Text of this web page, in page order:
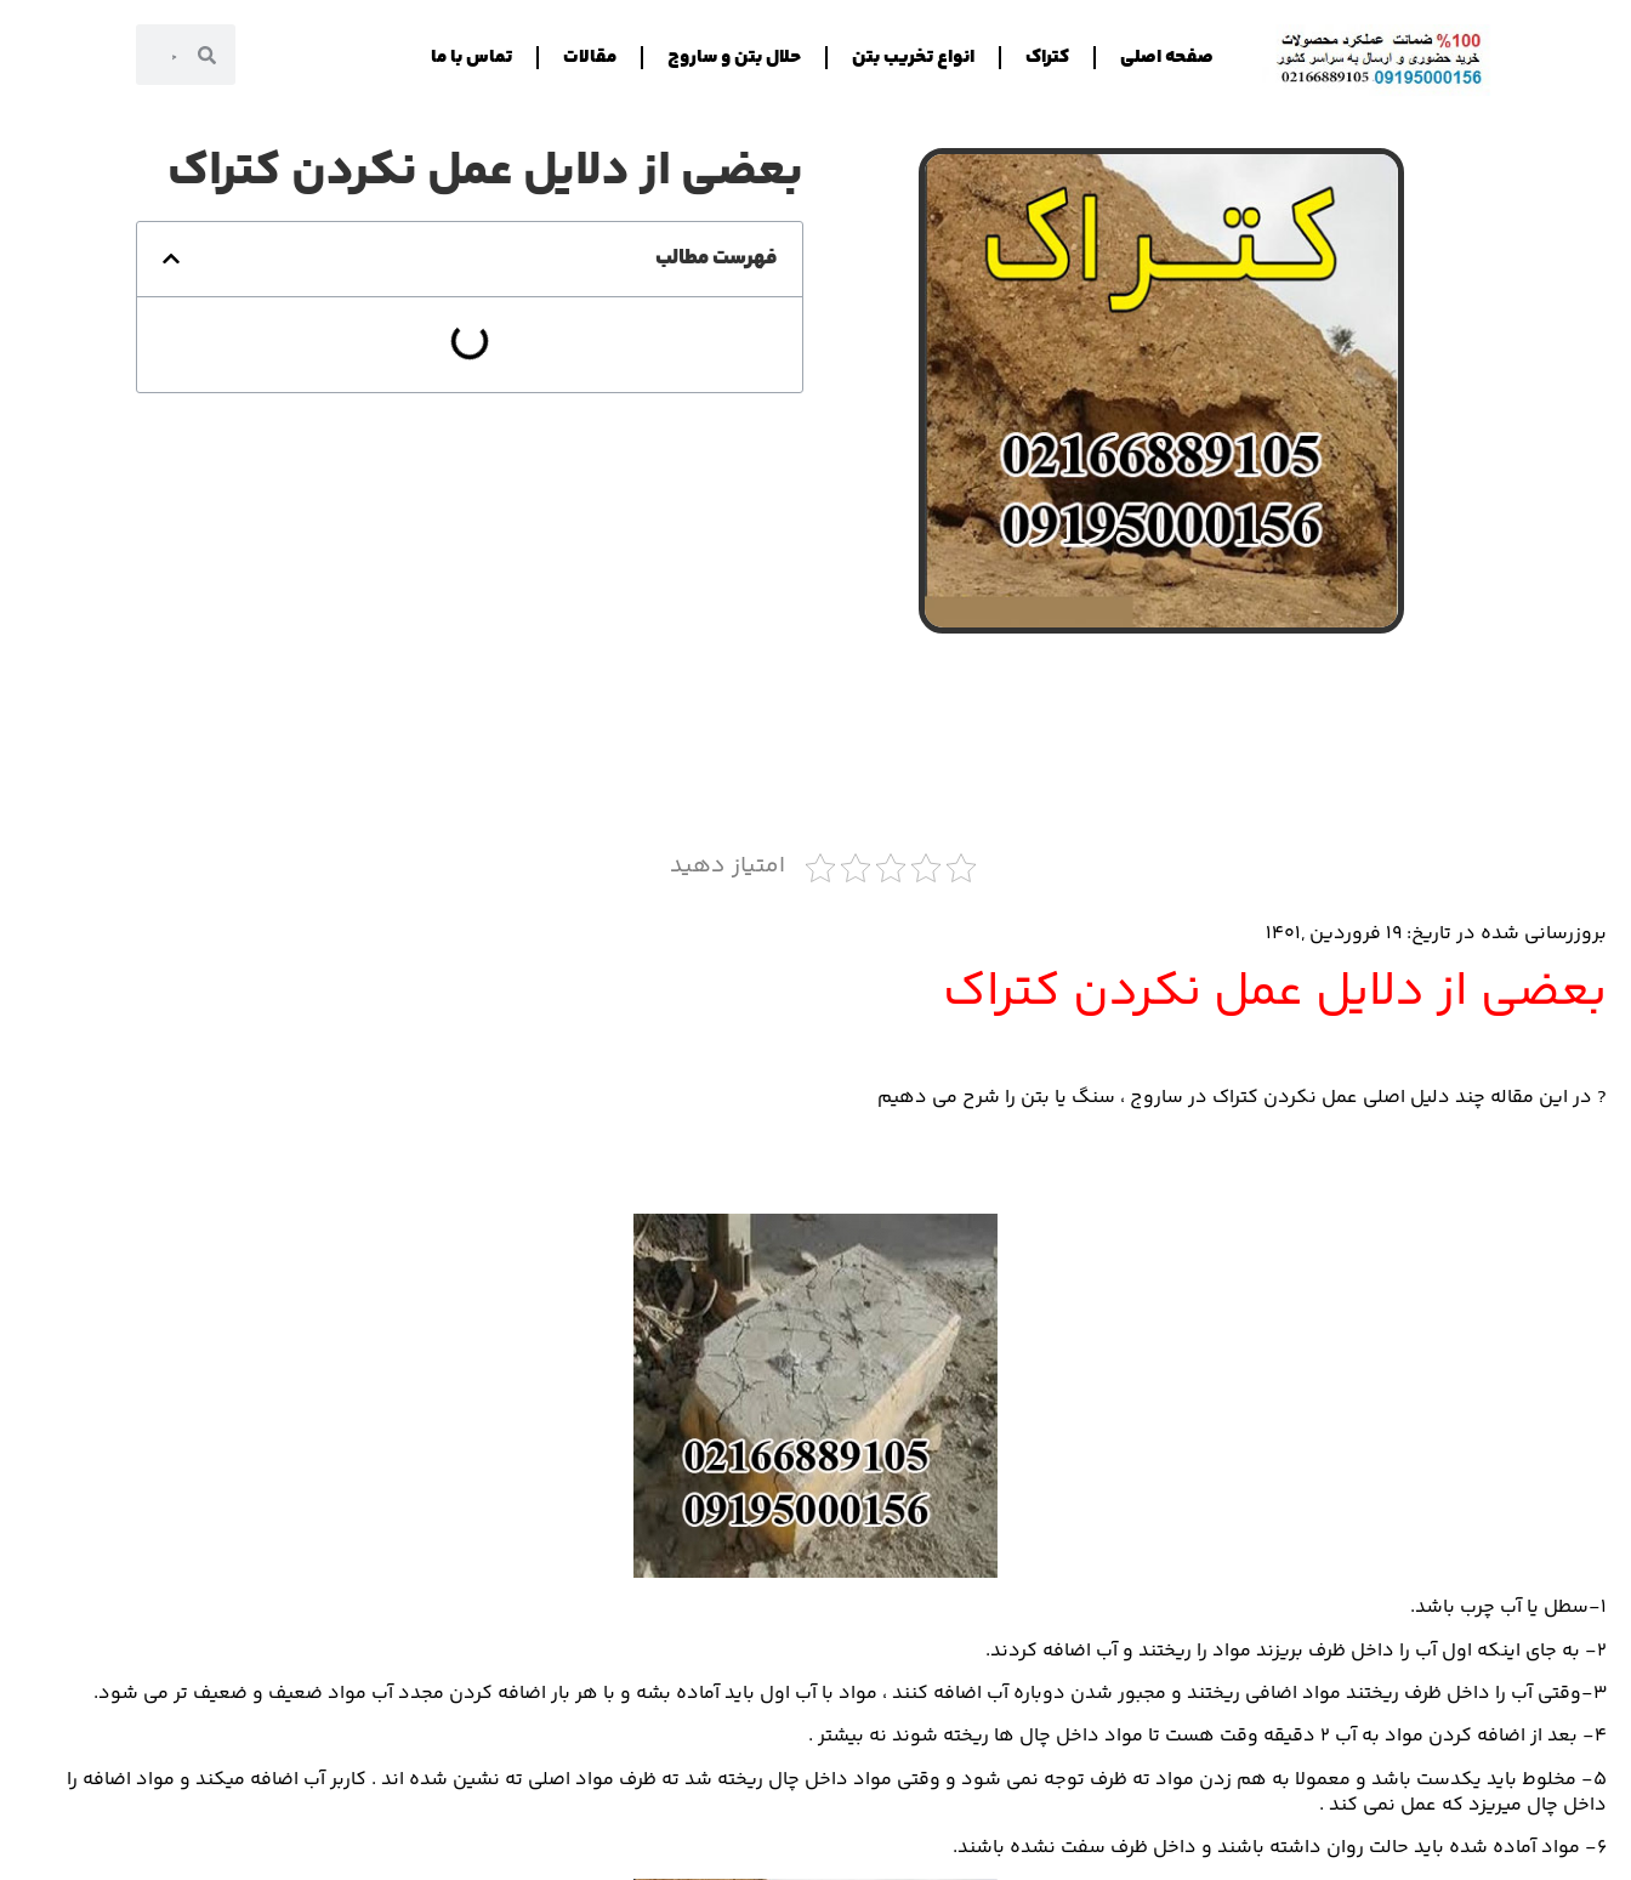
صفحه اصلی کتراک انواع تخریب بتن حلال بتن و ساروج مقالات تماس با ما
بعضی از دلایل عمل نکردن کتراک
فهرست مطالب
امتیاز دهید
بروزرسانی شده در تاریخ: ۱۹ فروردین ,۱۴۰۱
بعضی از دلایل عمل نکردن کتراک
? در این مقاله چند دلیل اصلی عمل نکردن کتراک در ساروج ، سنگ یا بتن را شرح می دهیم
۱-سطل یا آب چرب باشد.
۲- به جای اینکه اول آب را داخل ظرف بریزند مواد را ریختند و آب اضافه کردند.
۳-وقتی آب را داخل ظرف ریختند مواد اضافی ریختند و مجبور شدن دوباره آب اضافه کنند ، مواد با آب اول باید آماده بشه و با هر بار اضافه کردن مجدد آب مواد ضعیف و ضعیف تر می شود.
۴- بعد از اضافه کردن مواد به آب ۲ دقیقه وقت هست تا مواد داخل چال ها ریخته شوند نه بیشتر .
۵- مخلوط باید یکدست باشد و معمولا به هم زدن مواد ته ظرف توجه نمی شود و وقتی مواد داخل چال ریخته شد ته ظرف مواد اصلی ته نشین شده اند . کاربر آب اضافه میکند و مواد اضافه را
داخل چال میریزد که عمل نمی کند .
۶- مواد آماده شده باید حالت روان داشته باشند و داخل ظرف سفت نشده باشند.